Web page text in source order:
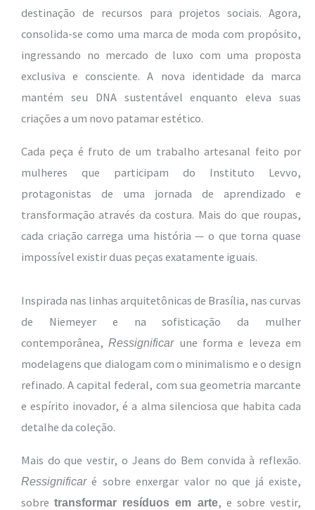
destinação de recursos para projetos sociais. Agora,
consolida-se como uma marca de moda com propósito,
ingressando no mercado de luxo com uma proposta
exclusiva e consciente. A nova identidade da marca
mantém seu DNA sustentável enquanto eleva suas
criações a um novo patamar estético.
Cada peça é fruto de um trabalho artesanal feito por
mulheres que participam do Instituto Levvo,
protagonistas de uma jornada de aprendizado e
transformação através da costura. Mais do que roupas,
cada criação carrega uma história — o que torna quase
impossível existir duas peças exatamente iguais.
Inspirada nas linhas arquitetônicas de Brasília, nas curvas
de Niemeyer e na sofisticação da mulher
contemporânea,Ressignificarune forma e leveza em
modelagens que dialogam com o minimalismo e o design
refinado. A capital federal, com sua geometria marcante
e espírito inovador, é a alma silenciosa que habita cada
detalhe da coleção.
Mais do que vestir, o Jeans do Bem convida à reflexão.
Ressignificaré sobre enxergar valor no que já existe,
sobretransformar resíduos em arte, e sobre vestir,